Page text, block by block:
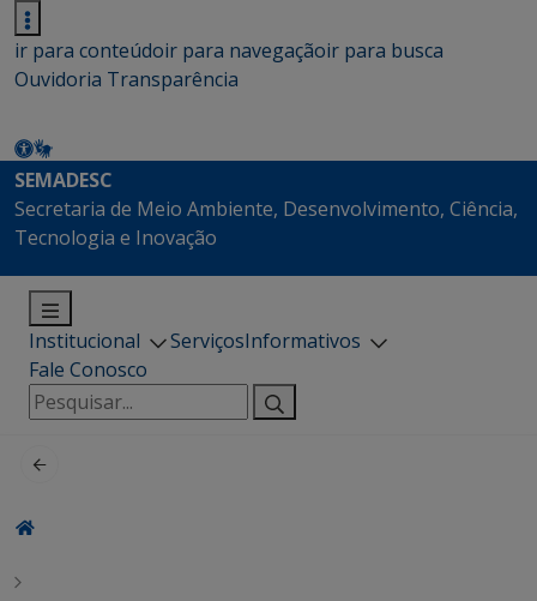
ir para conteúdoir para navegaçãoir para busca
Ouvidoria Transparência
SEMADESC
Secretaria de Meio Ambiente, Desenvolvimento, Ciência,
Tecnologia e Inovação
Institucional ServiçosInformativos
Fale Conosco
Pesquisar
por: